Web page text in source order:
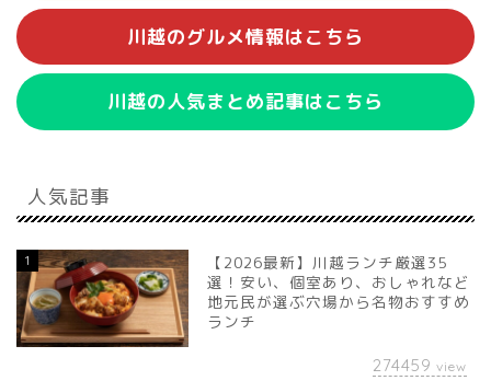
川越のグルメ情報はこちら
川越の人気まとめ記事はこちら
人気記事
1
【2026最新】川越ランチ厳選35
選！安い、個室あり、おしゃれなど
地元民が選ぶ穴場から名物おすすめ
ランチ
274459 view